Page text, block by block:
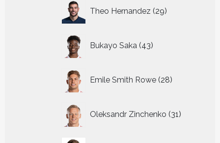
Theo Hernandez 29
producten
Bukayo Saka 43
producten
Emile Smith Rowe 28
producten
Oleksandr Zinchenko 31
producten